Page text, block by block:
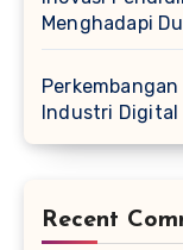
Menghadapi
Industri Digital
Recent